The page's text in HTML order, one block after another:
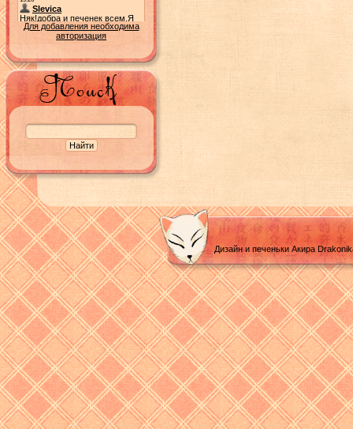
Для добавления необходима
авторизация
Дизайн и печеньки Акира